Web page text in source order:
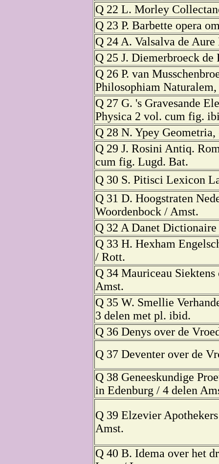
Q 22 L. Morley
Q 23 P. Barbette opera
Q 24 A. Valsalva de
Q 25 J. Diemerbroeck de
Q 26 P. van
Philosophiam
Q 27 G. 's Gravesande
Physica 2 vol. cum fig.
Q 28 N. Ypey
Q 29 J. Rosini Antiq.
cum fig. Lugd. Bat.
Q 30 S. Pitisci Lexicon
Q 31 D. Hoogstraten
Woordenbock / Amst.
Q 32 A Danet
Q 33 H. Hexham
/ Rott.
Q 34 Mauriceau
Amst.
Q 35 W. Smellie
3 delen met pl. ibid.
Q 36 Denys over de
Q 37 Deventer over de
Q 38 Geneeskundige
in Edenburg / 4 delen
Q 39 Elzevier
Amst.
Q 40 B. Idema over het